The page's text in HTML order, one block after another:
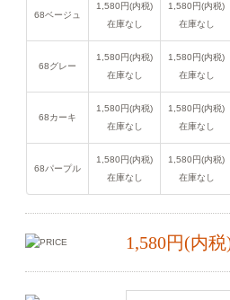
68ベージュ
1,580円(内税)
在庫なし
1,580円(内税)
在庫なし
68グレー
1,580円(内税)
在庫なし
1,580円(内税)
在庫なし
68カーキ
1,580円(内税)
在庫なし
1,580円(内税)
在庫なし
68パープル
1,580円(内税)
在庫なし
1,580円(内税)
在庫なし
1,580円(内税